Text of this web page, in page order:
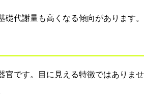
代謝量も高くなる傾向があります。
です。目に見える特徴ではありま